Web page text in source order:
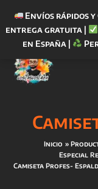
Envíos rápidos y
entrega gratuita |
en España |
contenido
Inicio
Especial
Camiseta Profes-